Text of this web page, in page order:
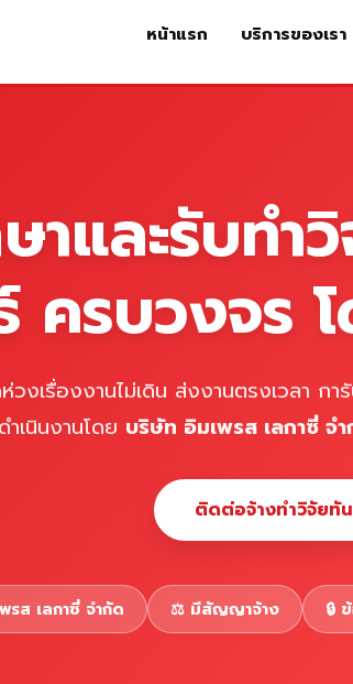
หน้าแรก
หน้าแรก บริการของเรา
าและรับทำ
รบวงจร
วงเรื่องงานไม่เดิน ส่งงานตรงเวลา ก
ดำเนินงานโดย บริษัท อิมเพรส เลกาซี่ จ
ติดต่อจ้างทำวิจัยทั
รส เลกาซี่ จำกัด ⚖️ มีสัญญาจ้าง 🔒